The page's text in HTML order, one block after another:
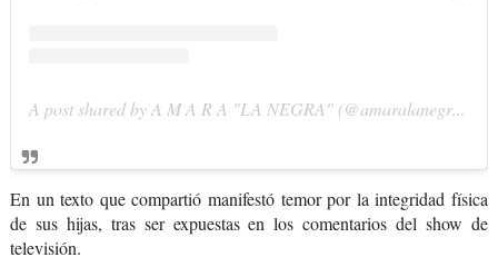
A post shared by A M A R A "LA NEGRA" (@amaralanegraaln)
En un texto que compartió manifestó temor por la integridad física
de sus hijas, tras ser expuestas en los comentarios del show de
televisión.